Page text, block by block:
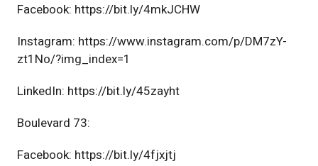
Facebook: https://bit.ly/4mkJCHW
Instagram: https://www.instagram.com/p/DM7zY-
zt1No/?img_index=1
LinkedIn: https://bit.ly/45zayht
Boulevard 73:
Facebook: https://bit.ly/4fjxjtj